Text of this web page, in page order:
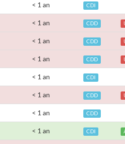
< 1 an CDI
< 1 an CDD
< 1 an CDD
< 1 an CDD
< 1 an CDI
< 1 an CDD
< 1 an CDD
< 1 an CDI